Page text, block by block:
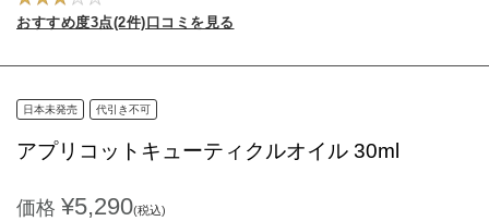
おすすめ度3点(2件)口コミを見る
日本未発売 代引き不可
アプリコットキューティクルオイル 30ml
価格 ¥5,290(税込)